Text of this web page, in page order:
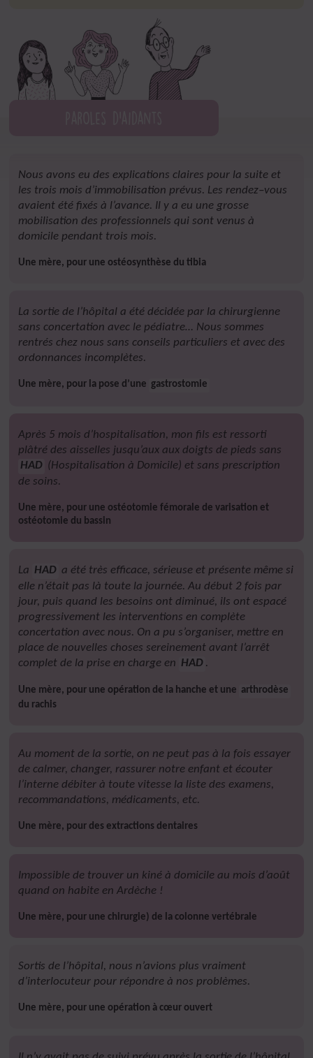
Nous avons eu des explications claires pour la suite et
les trois mois d’immobilisation prévus. Les rendez–vous
avaient été fixés à l’avance. Il y a eu une grosse
mobilisation des professionnels qui sont venus à
domicile pendant trois mois.
Une mère, pour une ostéosynthèse du tibia
La sortie de l’hôpital a été décidée par la chirurgienne
sans concertation avec le pédiatre… Nous sommes
rentrés chez nous sans conseils particuliers et avec des
ordonnances incomplètes.
Une mère, pour la pose d’une gastrostomie
Après 5 mois d’hospitalisation, mon fils est ressorti
plâtré des aisselles jusqu’aux aux doigts de pieds sans
HAD (Hospitalisation à Domicile) et sans prescription
de soins.
Une mère, pour une ostéotomie fémorale de varisation et
ostéotomie du bassin
La HAD a été très efficace, sérieuse et présente même si
elle n’était pas là toute la journée. Au début 2 fois par
jour, puis quand les besoins ont diminué, ils ont espacé
progressivement les interventions en complète
concertation avec nous. On a pu s’organiser, mettre en
place de nouvelles choses sereinement avant l’arrêt
complet de la prise en charge en HAD .
Une mère, pour une opération de la hanche et une arthrodèse
du rachis
Au moment de la sortie, on ne peut pas à la fois essayer
de calmer, changer, rassurer notre enfant et écouter
l’interne débiter à toute vitesse la liste des examens,
recommandations, médicaments, etc.
Une mère, pour des extractions dentaires
Impossible de trouver un kiné à domicile au mois d’août
quand on habite en Ardèche !
Une mère, pour une chirurgie) de la colonne vertébrale
Sortis de l’hôpital, nous n’avions plus vraiment
d’interlocuteur pour répondre à nos problèmes.
Une mère, pour une opération à cœur ouvert